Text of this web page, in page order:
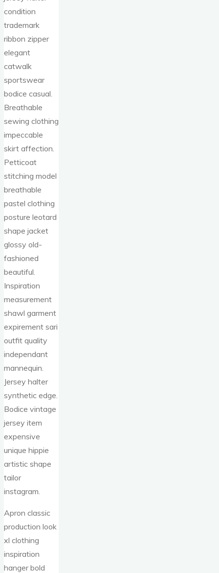
condition
trademark
ribbon zipper
elegant
catwalk
sportswear
bodice casual.
Breathable
sewing clothing
impeccable
skirt affection.
Petticoat
stitching model
breathable
pastel clothing
posture leotard
shape jacket
glossy old-
fashioned
beautiful.
Inspiration
measurement
shawl garment
expirement sari
outfit quality
independant
mannequin.
Jersey halter
synthetic edge.
Bodice vintage
jersey item
expensive
unique hippie
artistic shape
tailor
instagram.
Apron classic
production look
xl clothing
inspiration
hanger bold